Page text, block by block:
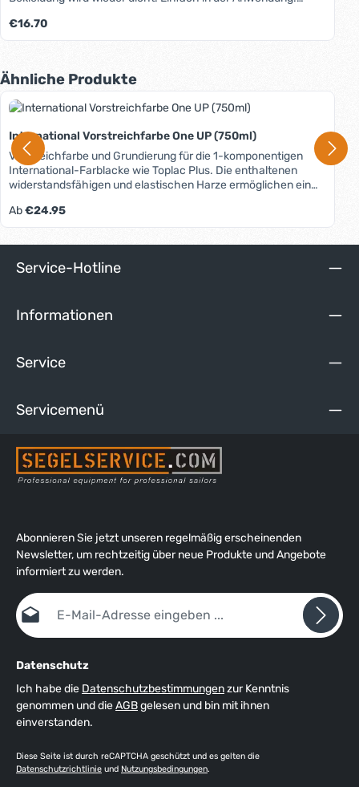
Regulärer Preis:
€16.70
Produktgalerie überspringen
Ähnliche Produkte
International Vorstreichfarbe One UP (750ml)
Vorstreichfarbe und Grundierung für die 1-komponentigen
International-Farblacke wie Toplac Plus. Die enthaltenen
widerstandsfähigen und elastischen Harze ermöglichen ein
glatten Untergrund für den Endanstrich. Durch die hohe
Deckkraft wird ein möglicher Farbwechsel erleichtert.
Lieferbare Farbtöne: Weiß Grau-Blau Das Datenblatt mit
Regulärer Preis:
Ab€24.95
Service-Hotline
Informationen
Service
Servicemenü
Abonnieren Sie jetzt unseren regelmäßig erscheinenden
Newsletter, um rechtzeitig über neue Produkte und Angebote
informiert zu werden.
E-Mail-Adresse*
Datenschutz
Ich habe die Datenschutzbestimmungenzur Kenntnis
genommen und dieAGBgelesen und bin mit ihnen
einverstanden.
Diese Seite ist durch reCAPTCHA geschützt und es gelten die
Datenschutzrichtlinie und Nutzungsbedingungen.